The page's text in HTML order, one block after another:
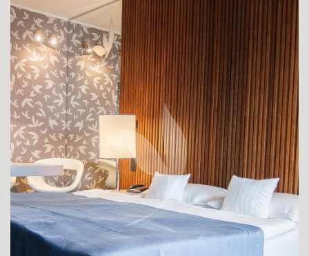
APARTMÁN JUNIOR SUITE
DE LUXE APARTMÁN YASMIN
KONGRESY
SVADBY
WELLNESS
O HOTELI
REŠTAURÁCIA
STEAKHOUSE MONTANA